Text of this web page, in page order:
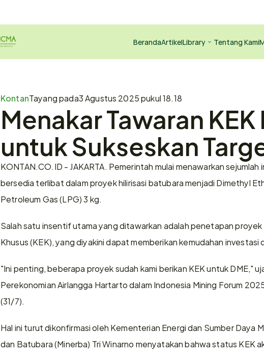
BerandaArtikelLibrary Tentang Kami
KontanTayang pada3 Agustus 2025 pukul 18.18
Menakar Tawaran
untuk Sukseskan
KONTAN.CO.ID - JAKARTA. Pemerintah mulai menawarkan
bersedia terlibat dalam proyek hilirisasi batubara menjadi Dimethyl
Petroleum Gas (LPG) 3 kg.
Salah satu insentif utama yang ditawarkan adalah penetapan
Khusus (KEK), yang diyakini dapat memberikan kemudahan investasi
"Ini penting, beberapa proyek sudah kami berikan KEK untuk DME,"
Perekonomian Airlangga Hartarto dalam Indonesia Mining Forum
(31/7).
Hal ini turut dikonfirmasi oleh Kementerian Energi dan Sumber Daya
dan Batubara (Minerba) Tri Winarno menyatakan bahwa status KEK